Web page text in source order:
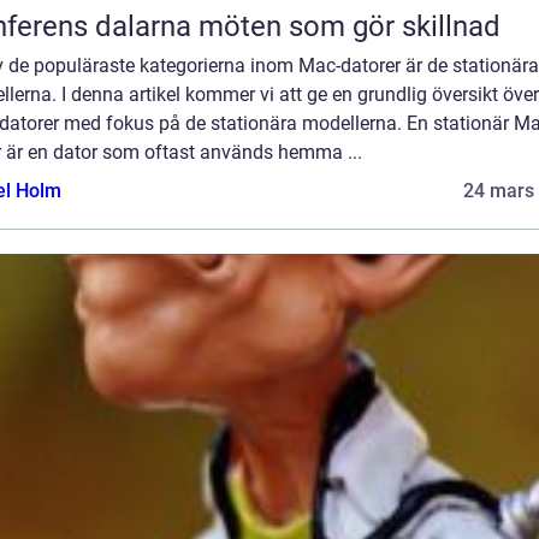
Konferens dalarna möten som gör skillnad
de populäraste kategorierna inom Mac-datorer är de stationära
I denna artikel kommer vi att ge en grundlig översikt över
med fokus på de stationära modellerna. En stationär
är en dator som oftast används hemma ...
Holm
24 mars